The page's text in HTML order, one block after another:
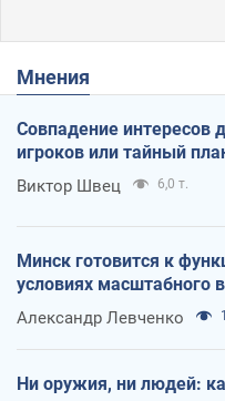
Мнения
Совпадение интересов
игроков или тайный
Виктор Швец 6,0 т.
Минск готовится к
условиях масштабного
Александр Левченко
Ни оружия, ни людей: